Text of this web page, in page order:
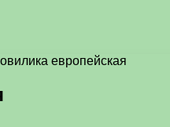
европейская